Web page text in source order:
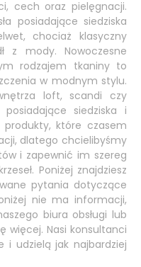
cech oraz pielęgnacji.
posiadające siedziska
chociaż klasyczny
z mody. Nowoczesne
rodzajem tkaniny to
w modnym stylu.
loft, scandi czy
siedziska i
które czasem
dlatego chcielibyśmy
i zapewnić im szereg
Poniżej znajdziesz
pytania dotyczące
nie ma informacji,
biura obsługi lub
więcej. Nasi konsultanci
i udzielą jak najbardziej